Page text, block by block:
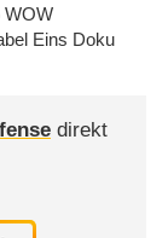
WOW
Eins Doku
direkt